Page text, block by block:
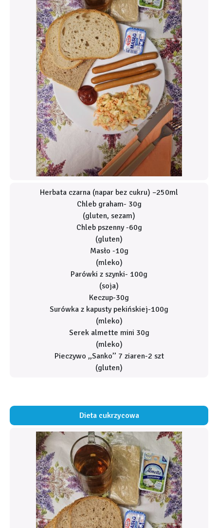
Herbata czarna (napar bez cukru) –250ml
Chleb graham- 30g
(gluten, sezam)
Chleb pszenny -60g
(gluten)
Masło -10g
(mleko)
Parówki z szynki- 100g
(soja)
Keczup-30g
Surówka z kapusty pekińskiej-100g
(mleko)
Serek almette mini 30g
(mleko)
Pieczywo ,,Sanko’’ 7 ziaren-2 szt
(gluten)
Dieta cukrzycowa